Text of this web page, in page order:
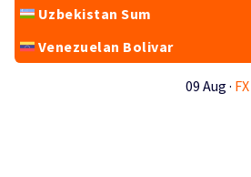
Uzbekistan Sum
Venezuelan Bolivar
09 Aug ·